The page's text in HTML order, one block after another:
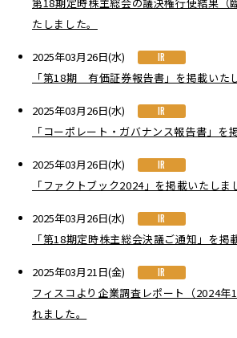
たしました。
2025年03月26日(水) IR
「第18期 有価証券報告書」を掲載いた
2025年03月26日(水) IR
「コーポレート・ガバナンス報告書」を
2025年03月26日(水) IR
「ファクトブック2024」を掲載いたしま
2025年03月26日(水) IR
「第18期定時株主総会決議ご通知」を掲
2025年03月21日(金) IR
フィスコより企業調査レポート（2024年
れました。